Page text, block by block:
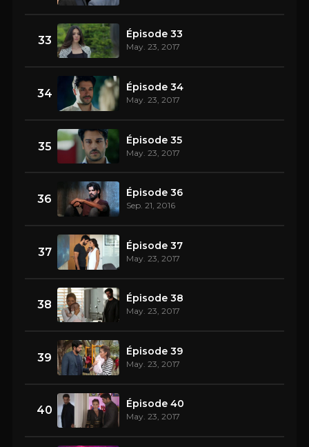
33 Épisode 33
May. 23, 2017
34 Épisode 34
May. 23, 2017
35 Épisode 35
May. 23, 2017
36 Épisode 36
Sep. 21, 2016
37 Épisode 37
May. 23, 2017
38 Épisode 38
May. 23, 2017
39 Épisode 39
May. 23, 2017
40 Épisode 40
May. 23, 2017